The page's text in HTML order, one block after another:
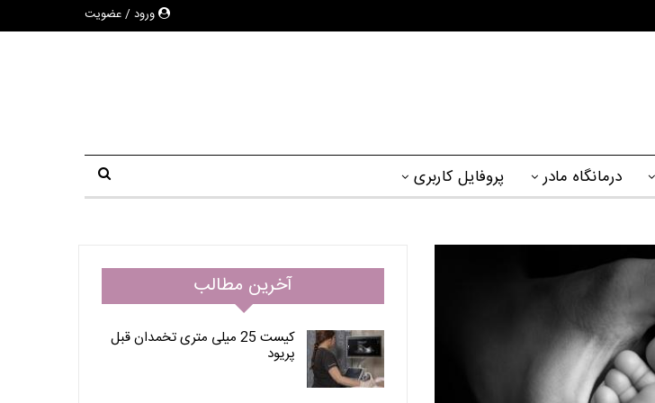
ورود / عضویت
درمانگاه مادر پروفایل کاربری
آخرین مطالب
کیست 25 میلی متری تخمدان قبل
پریود